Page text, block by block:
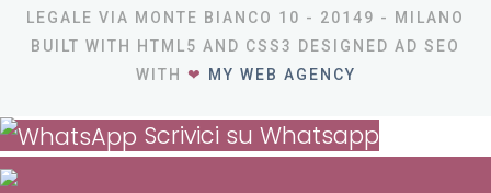
LEGALE VIA MONTE BIANCO 10 - 20149 - MILANO
BUILT WITH HTML5 AND CSS3 DESIGNED AD SEO
WITH ❤ MY WEB AGENCY
Scrivici su Whatsapp